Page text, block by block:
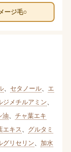
ージ毛○
、 セタノール、 エ
ジメチルアミン
油
チャ葉エキ
エキス
グルタミ
グリセリン
加水